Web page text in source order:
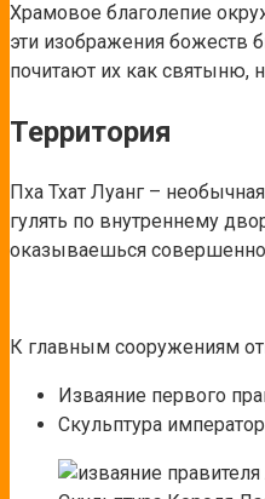
Храмовое благолепие
эти изображения божеств
почитают их как святыню,
Территория
Пха Тхат Луанг –
гулять по внутреннему
оказываешься
К главным сооружениям
Изваяние первого
Скульптура